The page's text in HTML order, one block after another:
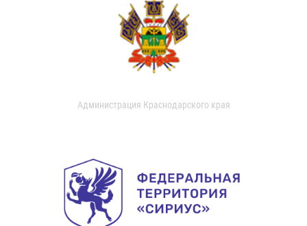
Администрация Краснодарского края